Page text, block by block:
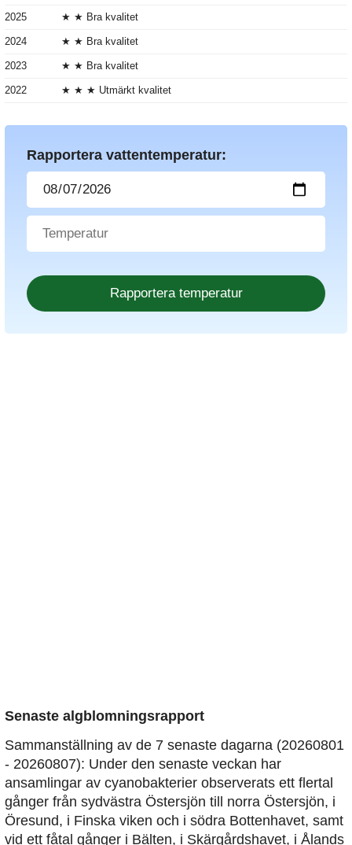
2025 ★ ★ Bra kvalitet
2024 ★ ★ Bra kvalitet
2023 ★ ★ Bra kvalitet
2022 ★ ★ ★ Utmärkt kvalitet
Rapportera vattentemperatur:
Senaste algblomningsrapport
Sammanställning av de 7 senaste dagarna (20260801
- 20260807): Under den senaste veckan har
ansamlingar av cyanobakterier observerats ett flertal
gånger från sydvästra Östersjön till norra Östersjön, i
Öresund, i Finska viken och i södra Bottenhavet, samt
vid ett fåtal gånger i Bälten, i Skärgårdshavet, i Ålands